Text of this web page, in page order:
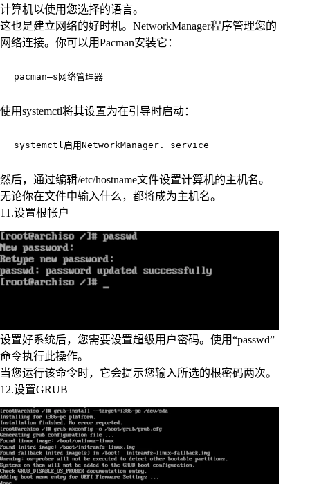
计算机以使用您选择的语言。
这也是建立网络的好时机。NetworkManager程序管理您的
网络连接。你可以用Pacman安装它：
pacman—s网络管理器
使用systemctl将其设置为在引导时启动：
systemctl启用NetworkManager. service
然后，通过编辑/etc/hostname文件设置计算机的主机名。
无论你在文件中输入什么，都将成为主机名。
11.设置根帐户
设置好系统后，您需要设置超级用户密码。使用“passwd”
命令执行此操作。
当您运行该命令时，它会提示您输入所选的根密码两次。
12.设置GRUB